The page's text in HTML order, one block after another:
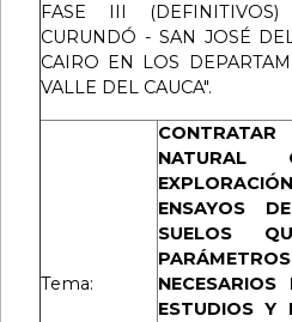
FASE III
CURUNDÓ - SAN JOSÉ
CAIRO EN LOS
VALLE DEL CAUCA".
Tema:
ENSAYOS
SUELOS
ESTUDIOS Y